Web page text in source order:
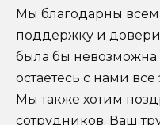
Мы благодарны
поддержку и
была бы невозможна.
остаетесь с нами все
Мы также хотим
сотрудников. Ваш